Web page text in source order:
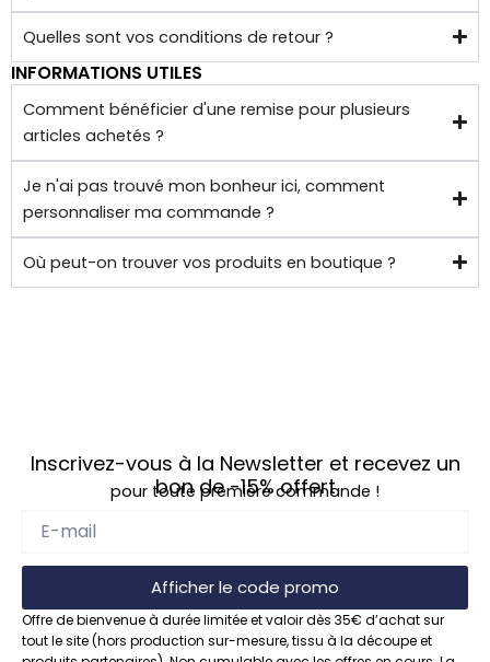
de
chez
soi.
Quelles sont vos conditions de retour ?
INFORMATIONS UTILES
Comment bénéficier d'une remise pour plusieurs
articles achetés ?
Je n'ai pas trouvé mon bonheur ici, comment
personnaliser ma commande ?
Où peut-on trouver vos produits en boutique ?
Inscrivez-vous à la Newsletter et recevez un
bon de -15% offert
pour toute première commande !
Afficher le code promo
Offre de bienvenue à durée limitée et valoir dès 35€ d’achat sur
tout le site (hors production sur-mesure, tissu à la découpe et